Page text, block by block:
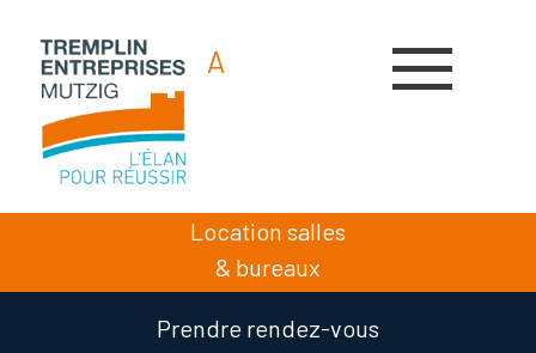
A A A
Location salles
& bureaux
Prendre rendez-vous